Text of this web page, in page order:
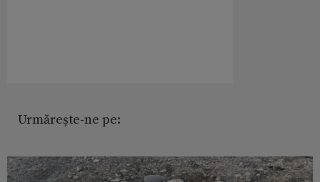
Urmărește-ne pe: